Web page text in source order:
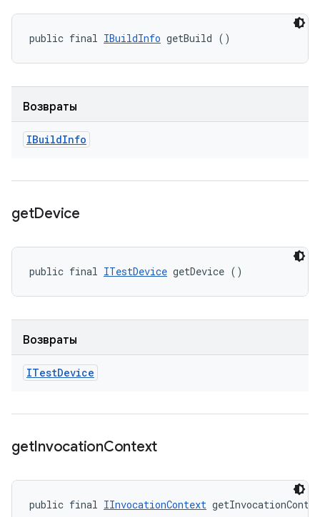
public final IBuildInfo getBuild ()
Возвраты
IBuildInfo
getDevice
public final ITestDevice getDevice ()
Возвраты
ITestDevice
getInvocationContext
public final IInvocationContext